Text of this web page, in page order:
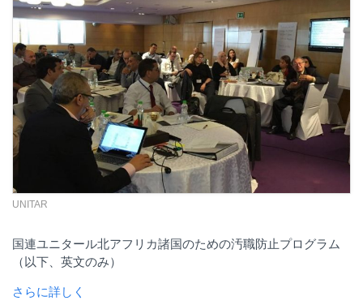
UNITAR
国連ユニタール北アフリカ諸国のための汚職防止プログラム
（以下、英文のみ）
さらに詳しく